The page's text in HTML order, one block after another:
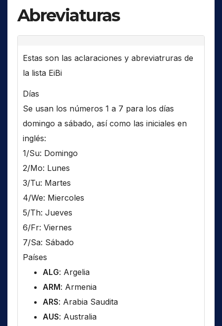
Abreviaturas
Estas son las aclaraciones y abreviatruras de
la lista EiBi
Días
Se usan los números 1 a 7 para los días
domingo a sábado, así como las iniciales en
inglés:
1/Su: Domingo
2/Mo: Lunes
3/Tu: Martes
4/We: Miercoles
5/Th: Jueves
6/Fr: Viernes
7/Sa: Sábado
Países
ALG: Argelia
ARM: Armenia
ARS: Arabia Saudita
AUS: Australia